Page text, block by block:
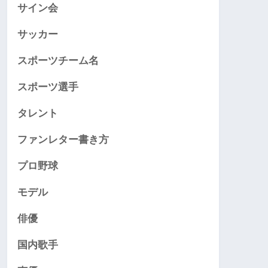
サイン会
サッカー
スポーツチーム名
スポーツ選手
タレント
ファンレター書き方
プロ野球
モデル
俳優
国内歌手